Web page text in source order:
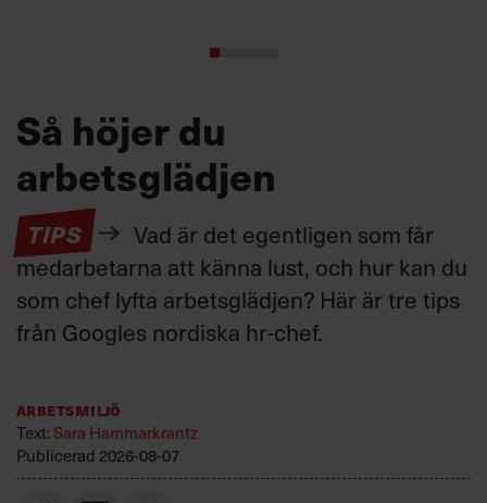
Så höjer du
arbetsglädjen
TIPS
Vad är det egentligen som får
medarbetarna att känna lust, och hur kan du
som chef lyfta arbetsglädjen? Här är tre tips
från Googles nordiska hr-chef.
Arbetsmiljö
Text:Sara Hammarkrantz
Publicerad 2026-08-07